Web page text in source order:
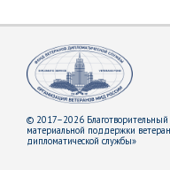
© 2017–2026
материальной поддержки
дипломатической службы»